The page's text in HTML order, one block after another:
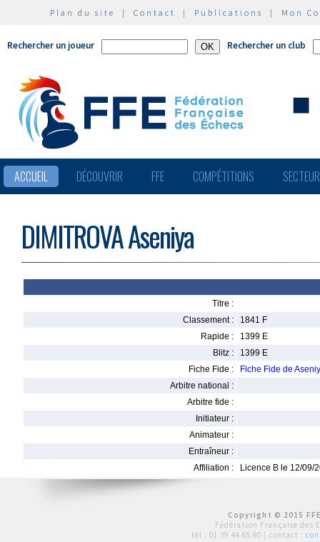
Plan du site | Contact | Publications | Mon
Rechercher un joueur Rechercher un club
ACCUEIL DÉCOUVRIR FFE COMPÉTITIONS
DIMITROVA Aseniya
Titre :
Classement :
1841 F
Rapide :
1399 E
Blitz :
1399 E
Fiche Fide :
Fiche Fide de
Arbitre national :
Arbitre fide :
Initiateur :
Animateur :
Entraîneur :
Affiliation :
Licence B le 12/09/
Copyright © 2015
Fédération Française des
tél : 01 39 44 65 80 | contact :